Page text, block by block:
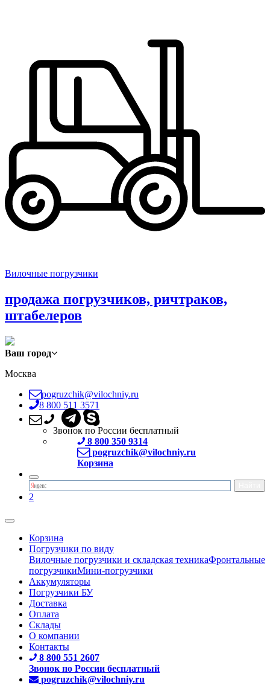
Вилочные погрузчики
продажа погрузчиков, ричтраков,
штабелеров
Ваш город
Москва
pogruzchik@vilochniy.ru
8 800 511 3571
Звонок по России бесплатный
8 800 350 9314
pogruzchik@vilochniy.ru
Корзина
2
Корзина
Погрузчики по виду
Вилочные погрузчики и складская техникаФронтальные
погрузчикиМини-погрузчики
Аккумуляторы
Погрузчики БУ
Доставка
Оплата
Склады
О компании
Контакты
8 800 551 2607
Звонок по России бесплатный
pogruzchik@vilochniy.ru